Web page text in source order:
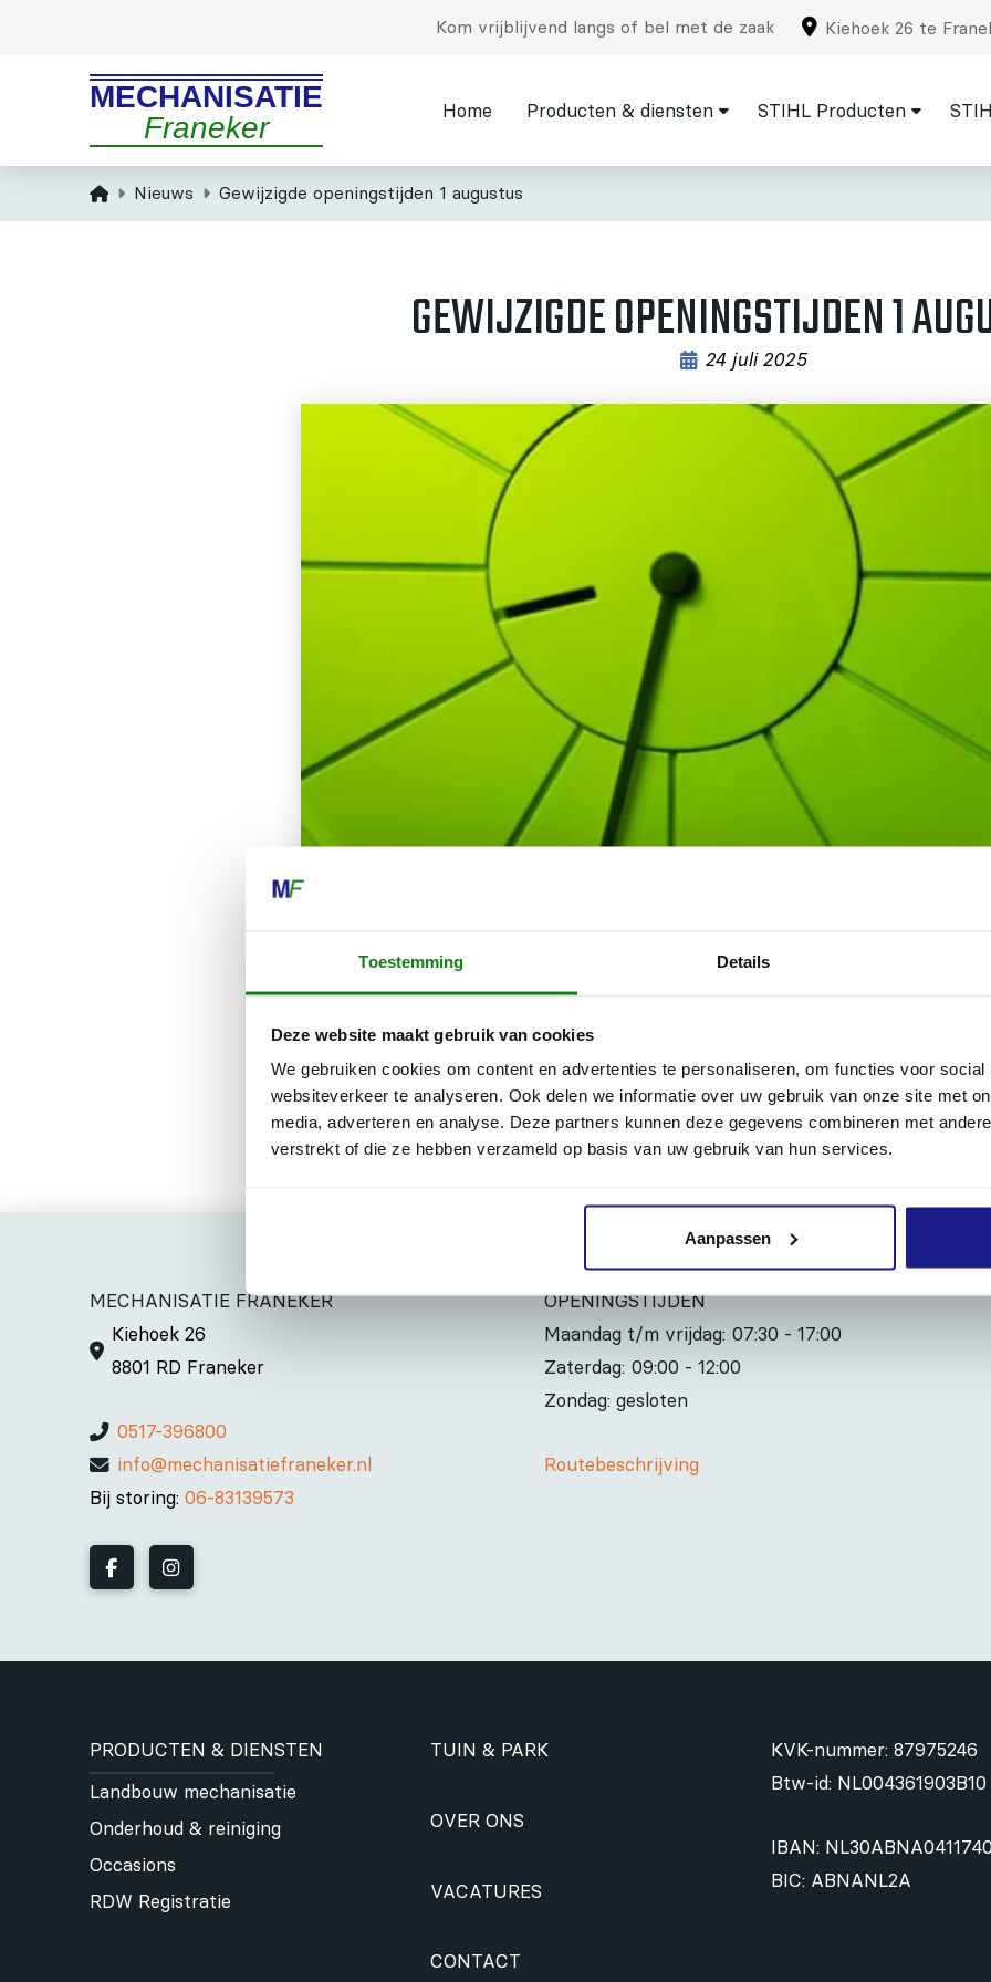
Toestemming Details
Deze website maakt gebruik van cookies
We gebruiken cookies om content en advertenties te personaliseren, om functies voor
websiteverkeer te analyseren. Ook delen we informatie over uw gebruik van onze site met
media, adverteren en analyse. Deze partners kunnen deze gegevens combineren met
verstrekt of die ze hebben verzameld op basis van uw gebruik van hun services.
Aanpassen
Kom vrijblijvend langs of bel met de zaak Kiehoek 26 te
MECHANISATIE
Franeker
Home Producten & diensten STIHL Producten
HomeNieuws Gewijzigde openingstijden 1 augustus
GEWIJZIGDE OPENINGSTIJDEN 1
24 juli 2025
OPENINGSTIJDEN OP 1 AUGUSTUS
In verband met ons personeelsfeest zijn wij op vrijdag 1 augustus geopend van
calamiteiten of storing kunt u ons bereiken op 06-83139573.
MECHANISATIE FRANEKER
Kiehoek 26
8801 RD Franeker
0517-396800
info@mechanisatiefraneker.nl
Bij storing: 06-83139573
OPENINGSTIJDEN
Maandag t/m vrijdag: 07:30 - 17:00
Zaterdag: 09:00 - 12:00
Zondag: gesloten
Routebeschrijving
PRODUCTEN & DIENSTEN
Landbouw mechanisatie
Onderhoud & reiniging
Occasions
RDW Registratie
TUIN & PARK
OVER ONS
VACATURES
CONTACT
KVK-nummer: 87975246
Btw-id: NL004361903B10
IBAN:
BIC: ABNANL2A